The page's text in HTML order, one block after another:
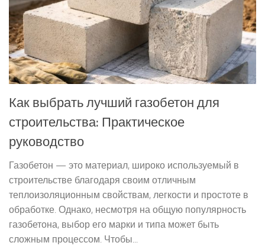
Как выбрать лучший газобетон для
строительства: Практическое
руководство
Газобетон — это материал, широко используемый в
строительстве благодаря своим отличным
теплоизоляционным свойствам, легкости и простоте в
обработке. Однако, несмотря на общую популярность
газобетона, выбор его марки и типа может быть
сложным процессом. Чтобы...